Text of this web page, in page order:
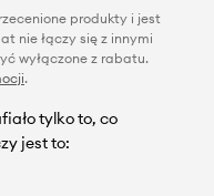
produkty i jest
nie łączy się z innymi
wyłączone z rabatu.
.
tylko to, co
jest to: